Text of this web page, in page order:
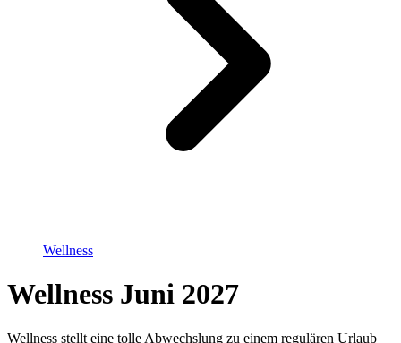
Wellness
Wellness Juni 2027
Wellness stellt eine tolle Abwechslung zu einem regulären Urlaub